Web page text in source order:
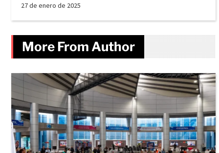
27 de enero de 2025
More From Author